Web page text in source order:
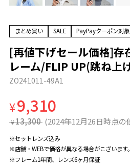
まとめ買い SALE PayPayクーポン対象
[再値下げセール価格]存
レーム/FLIP UP(跳ね上
ZO241011-49A1
¥9,310
¥ 13,300 (2024年12月26日時点の
※セットレンズ込み
※店舗・WEBで価格が異なる場合がこざいます。
※フレーム1年間、レンズ6ヶ月保証